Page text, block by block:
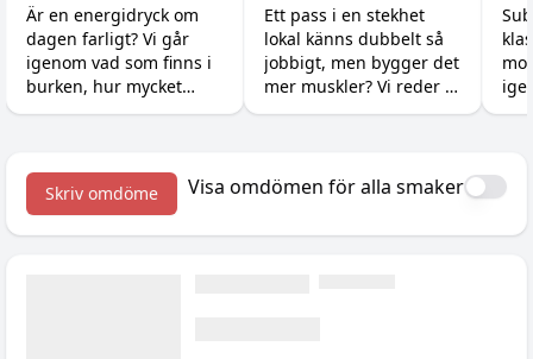
varje dag?
Är en energidryck om
dagen farligt? Vi går
igenom vad som finns i
burken, hur mycket
koffein du tål, varför
med tänderna och hur
du gör det till en okej
som räknas i
gymmet?
Ett pass i en stekhet
lokal känns dubbelt så
jobbigt, men bygger det
mer muskler? Vi reder ut
skillnaden mellan att
kroppen en signal att
dig
Skriv omdöme Visa omdömen för alla smaker